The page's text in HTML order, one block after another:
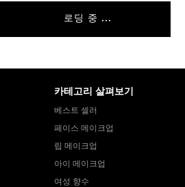
로딩 중 ...
카테고리 살펴보기
베스트 셀러
페이스 메이크업
립 메이크업
아이 메이크업
여성 향수